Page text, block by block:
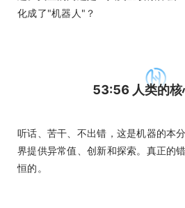
化成了"机器人"？
53:56 人类的核
听话、苦干、不出错，这是机器的本
界提供异常值、创新和探索。真正的
恒的。